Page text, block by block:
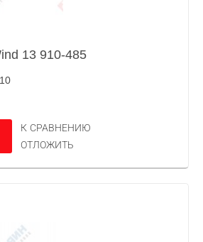
13 910-485
К СРАВНЕНИЮ
ОТЛОЖИТЬ